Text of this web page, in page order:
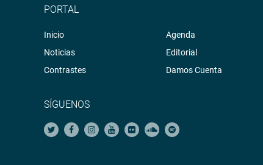
PORTAL
Inicio
Noticias
Contrastes
Agenda
Editorial
Damos Cuenta
SÍGUENOS